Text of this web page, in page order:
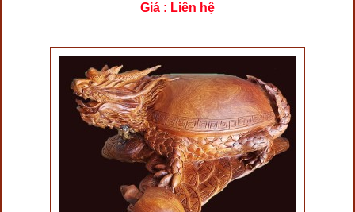
Giá : Liên hệ